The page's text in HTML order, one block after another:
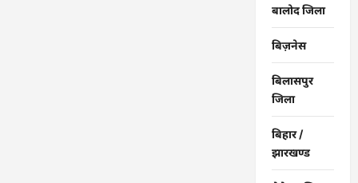
बालोद जिला
बिज़नेस
बिलासपुर
जिला
बिहार /
झारखण्ड